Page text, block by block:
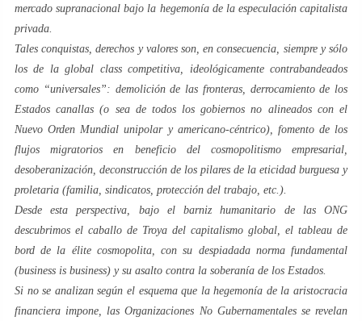
mercado supranacional bajo la hegemonía de la especulación capitalista
privada.
Tales conquistas, derechos y valores son, en consecuencia, siempre y sólo
los de laglobal classcompetitiva, ideológicamente contrabandeados
como “universales”: demolición de las fronteras, derrocamiento de los
Estados canallas (o sea de todos los gobiernos no alineados con el
Nuevo Orden Mundial unipolar y americano-céntrico), fomento de los
flujos migratorios en beneficio del cosmopolitismo empresarial,
desoberanización , deconstrucción de los pilares de la eticidad burguesa y
proletaria (familia, sindicatos, protección del trabajo, etc.).
Desde esta perspectiva, bajo el barniz humanitario de las ONG
descubrimos el caballo de Troya del capitalismo global, el tableau de
bord de la élite cosmopolita, con su despiadada norma fundamental
(business is business) y su asalto contra la soberanía de los Estados.
Si no se analizan según el esquema que la hegemonía de la aristocracia
financiera impone, las Organizaciones No Gubernamentales se revelan